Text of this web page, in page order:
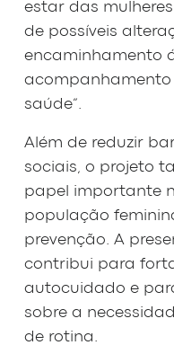
estar das
de possíveis
encaminhamento
saúde”.
Além de reduzir
sociais, o projeto
papel importante
população
prevenção. A
contribui para
autocuidado e
sobre a
de rotina.